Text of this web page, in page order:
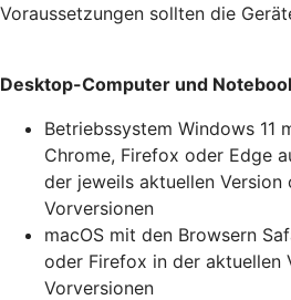
Voraussetzungen sollten die
Desktop-Computer und
Betriebssystem Windows 11
Chrome, Firefox oder Edge
der jeweils aktuellen Version
Vorversionen
macOS mit den Browsern
oder Firefox in der aktuellen
Vorversionen